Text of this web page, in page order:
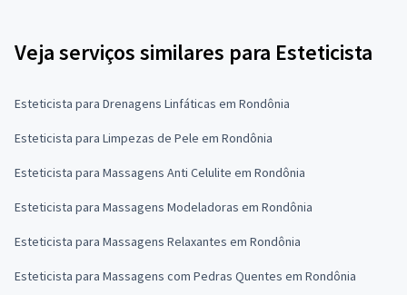
Veja serviços similares para Esteticista
Esteticista para Drenagens Linfáticas em Rondônia
Esteticista para Limpezas de Pele em Rondônia
Esteticista para Massagens Anti Celulite em Rondônia
Esteticista para Massagens Modeladoras em Rondônia
Esteticista para Massagens Relaxantes em Rondônia
Esteticista para Massagens com Pedras Quentes em Rondônia